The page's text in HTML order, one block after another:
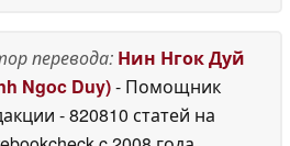
перевода: Нин Нгок Дуй
Ngoc Duy)- Помощник
- 820810 статей на